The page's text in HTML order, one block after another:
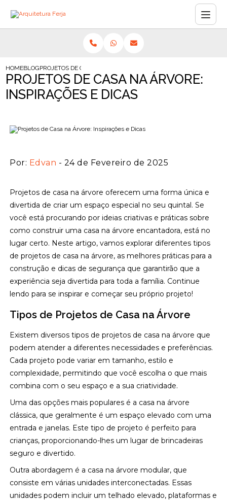
HOMEBLOGPROJETOS DE CASA NA ÁRVORE: INSPIRAÇÕES E DICAS
PROJETOS DE CASA NA ÁRVORE:
INSPIRAÇÕES E DICAS
Por: Edvan - 24 de Fevereiro de 2025
Projetos de casa na árvore oferecem uma forma única e
divertida de criar um espaço especial no seu quintal. Se
você está procurando por ideias criativas e práticas sobre
como construir uma casa na árvore encantadora, está no
lugar certo. Neste artigo, vamos explorar diferentes tipos
de projetos de casa na árvore, as melhores práticas para a
construção e dicas de segurança que garantirão que a
experiência seja divertida para toda a família. Continue
lendo para se inspirar e começar seu próprio projeto!
Tipos de Projetos de Casa na Árvore
Existem diversos tipos de projetos de casa na árvore que
podem atender a diferentes necessidades e preferências.
Cada projeto pode variar em tamanho, estilo e
complexidade, permitindo que você escolha o que mais
combina com o seu espaço e a sua criatividade.
Uma das opções mais populares é a casa na árvore
clássica, que geralmente é um espaço elevado com uma
entrada e janelas. Este tipo de projeto é perfeito para
crianças, proporcionando-lhes um lugar de brincadeiras
seguro e divertido.
Outra abordagem é a casa na árvore modular, que
consiste em várias unidades interconectadas. Essas
unidades podem incluir um telhado elevado, plataformas e